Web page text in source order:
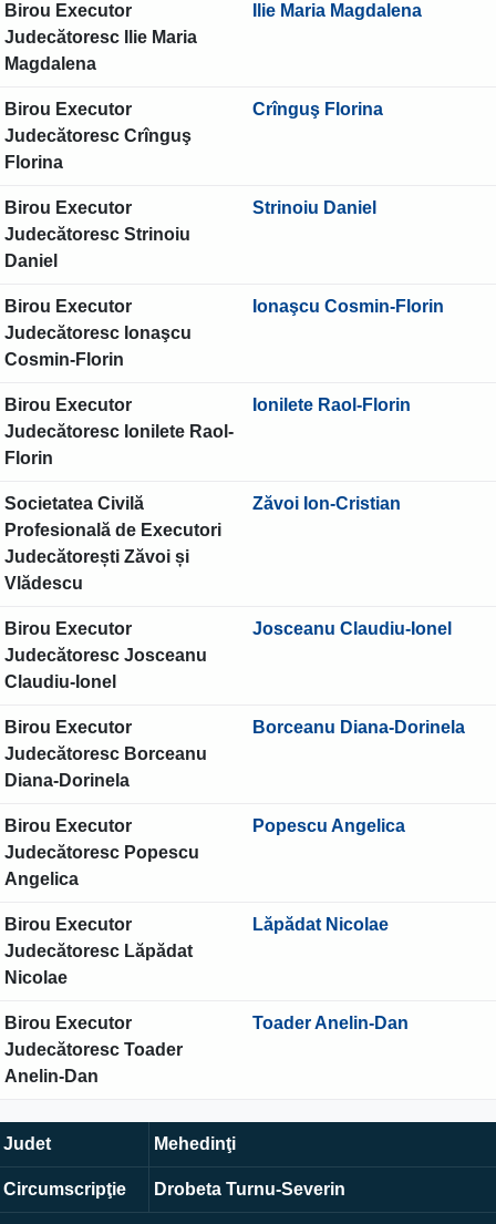
Birou Executor
Judecătoresc Ilie Maria
Magdalena
Ilie Maria Magdalena
Birou Executor
Judecătoresc Crînguş
Florina
Crînguş Florina
Birou Executor
Judecătoresc Strinoiu
Daniel
Strinoiu Daniel
Birou Executor
Judecătoresc Ionaşcu
Cosmin-Florin
Ionaşcu Cosmin-Florin
Birou Executor
Judecătoresc Ionilete Raol-
Florin
Ionilete Raol-Florin
Societatea Civilă
Profesională de Executori
Judecătorești Zăvoi și
Vlădescu
Zăvoi Ion-Cristian
Birou Executor
Judecătoresc Josceanu
Claudiu-Ionel
Josceanu Claudiu-Ionel
Birou Executor
Judecătoresc Borceanu
Diana-Dorinela
Borceanu Diana-Dorinela
Birou Executor
Judecătoresc Popescu
Angelica
Popescu Angelica
Birou Executor
Judecătoresc Lăpădat
Nicolae
Lăpădat Nicolae
Birou Executor
Judecătoresc Toader
Anelin-Dan
Toader Anelin-Dan
Judet Mehedinţi
Circumscripţie Drobeta Turnu-Severin